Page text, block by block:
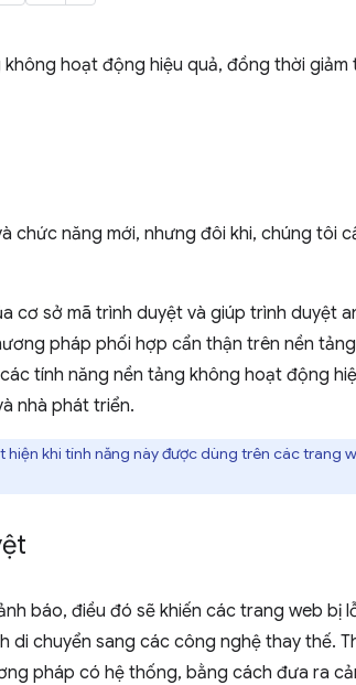
hoạt động hiệu quả, đồng thời giảm
chức năng mới, nhưng đôi khi, chúng tôi
cơ sở mã trình duyệt và giúp trình duyệt
pháp phối hợp cẩn thận trên nền
tính năng nền tảng không hoạt động
nhà phát triển.
hiện khi tính năng này được dùng trên các trang
báo, điều đó sẽ khiến các trang web bị
di chuyển sang các công nghệ thay thế.
pháp có hệ thống, bằng cách đưa ra